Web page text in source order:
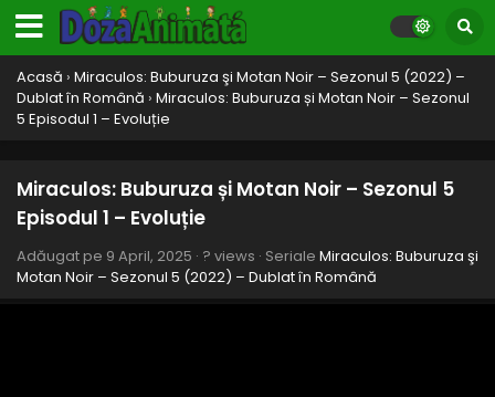
Acasă › Miraculos: Buburuza şi Motan Noir – Sezonul 5 (2022) –
Dublat în Română › Miraculos: Buburuza și Motan Noir – Sezonul
5 Episodul 1 – Evoluție
Miraculos: Buburuza și Motan Noir – Sezonul 5
Episodul 1 – Evoluție
Adăugat pe 9 April, 2025 · ? views · Seriale Miraculos: Buburuza şi
Motan Noir – Sezonul 5 (2022) – Dublat în Română
Miraculos: Buburuza și Motan Noir – Sezonul 5
Episodul 12 – Perfecțiune
Eps 12 - Perfecțiune - 9 April, 2025
Miraculos: Buburuza și Motan Noir – Sezonul 5
Eps 11 - Deflagrație: Alegerea Kwami Partea II - 9 April,
2025
Miraculos: Buburuza și Motan Noir – Sezonul 5
Episodul 10 – Transmitere: Alegerea Kwami
Partea I